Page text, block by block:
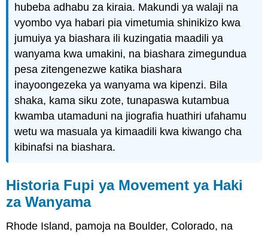
hubeba adhabu za kiraia. Makundi ya walaji na
vyombo vya habari pia vimetumia shinikizo kwa
jumuiya ya biashara ili kuzingatia maadili ya
wanyama kwa umakini, na biashara zimegundua
pesa zitengenezwe katika biashara
inayoongezeka ya wanyama wa kipenzi. Bila
shaka, kama siku zote, tunapaswa kutambua
kwamba utamaduni na jiografia huathiri ufahamu
wetu wa masuala ya kimaadili kwa kiwango cha
kibinafsi na biashara.
Historia Fupi ya Movement ya Haki
za Wanyama
Rhode Island, pamoja na Boulder, Colorado, na